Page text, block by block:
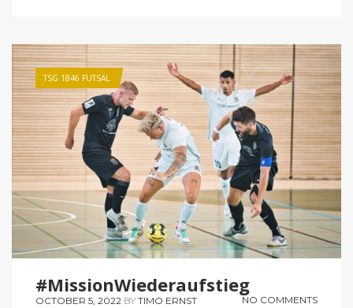
TSG 1846 FUTSAL
#MissionWiederaufstieg
OCTOBER 5, 2022 BY TIMO ERNST NO COMMENTS